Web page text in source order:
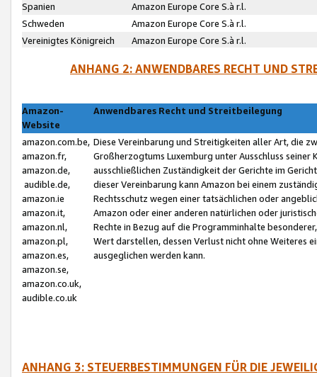
Spanien
Amazon Europe Core S.à r.l.
Schweden
Amazon Europe Core S.à r.l.
Vereinigtes Königreich
Amazon Europe Core S.à r.l.
ANHANG 2: ANWENDBARES RECHT UND
Amazon-
Website
Anwendbares Recht und Streitbeilegung
amazon.com.be,
amazon.fr,
amazon.de,
audible.de,
amazon.ie
amazon.it,
amazon.nl,
amazon.pl,
amazon.es,
amazon.se,
amazon.co.uk,
audible.co.uk
Diese Vereinbarung und Streitigkeiten aller Art, die
Großherzogtums Luxemburg unter Ausschluss
ausschließlichen Zuständigkeit der Gerichte im
dieser Vereinbarung kann Amazon bei einem
Rechtsschutz wegen einer tatsächlichen oder
Amazon oder einer anderen natürlichen oder
Rechte in Bezug auf die Programminhalte
Wert darstellen, dessen Verlust nicht ohne Weiteres
ausgeglichen werden kann.
ANHANG 3: STEUERBESTIMMUNGEN FÜR DIE